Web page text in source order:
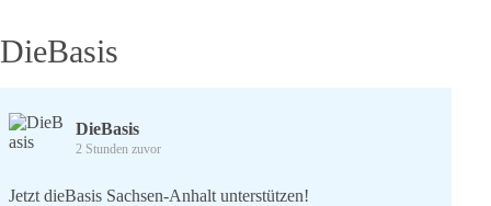
DieBasis
DieBasis
2 Stunden zuvor
Jetzt dieBasis Sachsen-Anhalt unterstützen!